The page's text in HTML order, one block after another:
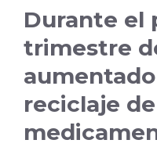
Durante el
trimestre
reciclaje de